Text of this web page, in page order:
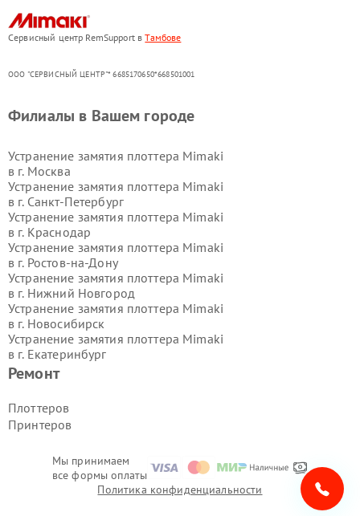
Сервисный центр RemSupport вТамбове
ООО "СЕРВИСНЫЙ ЦЕНТР"* 6685170650*668501001
Мы принимаем
все формы оплаты
Ремонт
Плоттеров
Принтеров
Филиалы в Вашем городе
Устранение замятия плоттера Mimaki
в г. Москва
Устранение замятия плоттера Mimaki
в г. Санкт-Петербург
Устранение замятия плоттера Mimaki
в г. Краснодар
Устранение замятия плоттера Mimaki
в г. Ростов-на-Дону
Устранение замятия плоттера Mimaki
в г. Нижний Новгород
Устранение замятия плоттера Mimaki
в г. Новосибирск
Устранение замятия плоттера Mimaki
в г. Екатеринбург
Устранение замятия плоттера Mimaki
Устранение замятия плоттера Mimaki
в г.Воронеж
Устранение замятия плоттера Mimaki
Устранение замятия плоттера Mimaki
Самара
Устранение замятия плоттера Mimaki
Политика конфиденциальности